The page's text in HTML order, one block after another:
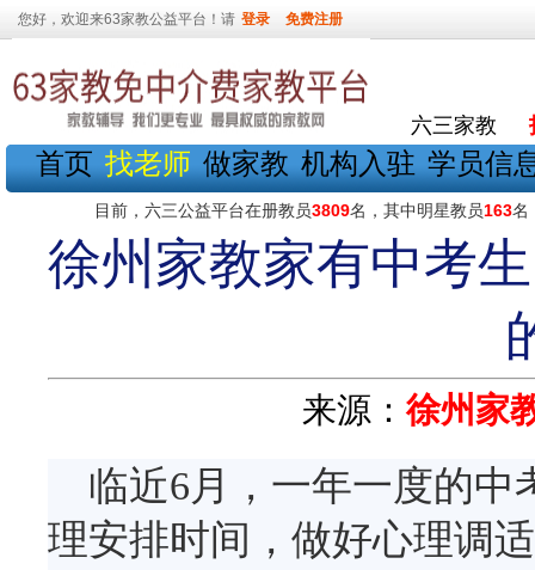
您好，欢迎来63家教公益平台！请 登录 免费注册
六三家教
首页 找老师 做家教 机构入驻 学员信
目前，六三公益平台在册教员3809名，其中明星教员163名
徐州家教家有中考
来源：徐州家
临近6月，一年一度的中
理安排时间，做好心理调